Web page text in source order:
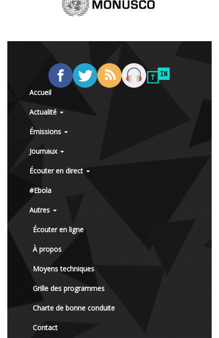
Accueil
Actualité
Émissions
Journaux
Écouter en direct
#Ebola
Autres
Écouter en ligne
À propos
Moyens techniques
Grille des programmes
Charte de bonne conduite
Contact